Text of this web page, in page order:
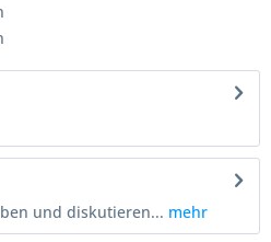
und diskutieren... mehr